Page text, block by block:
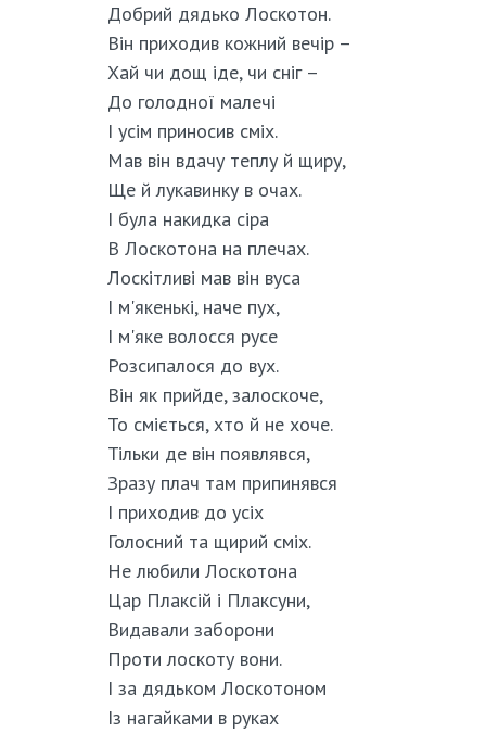
Добрий дядько Лоскотон.
Він приходив кожний вечір –
Хай чи дощ іде, чи сніг –
До голодної малечі
І усім приносив сміх.
Мав він вдачу теплу й щиру,
Ще й лукавинку в очах.
І була накидка сіра
В Лоскотона на плечах.
Лоскітливі мав він вуса
І м'якенькі, наче пух,
І м'яке волосся русе
Розсипалося до вух.
Він як прийде, залоскоче,
То сміється, хто й не хоче.
Тільки де він появлявся,
Зразу плач там припинявся
І приходив до усіх
Голосний та щирий сміх.
Не любили Лоскотона
Цар Плаксій і Плаксуни,
Видавали заборони
Проти лоскоту вони.
І за дядьком Лоскотоном
Із нагайками в руках